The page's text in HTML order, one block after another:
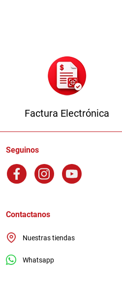
Factura Electrónica
Seguinos
Contactanos
Nuestras tiendas
Whatsapp